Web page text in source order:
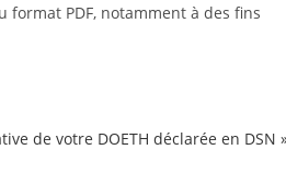
format PDF, notamment à des fins
de votre DOETH déclarée en DSN